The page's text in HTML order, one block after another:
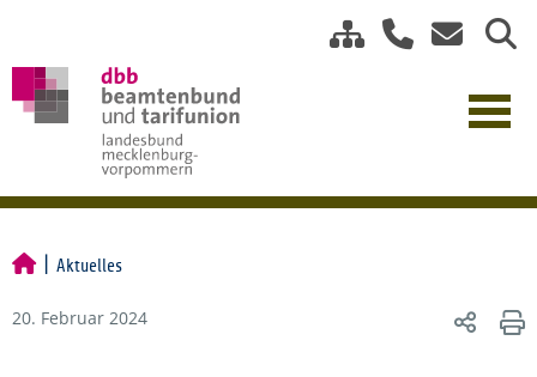
Aktuelles
20. Februar 2024